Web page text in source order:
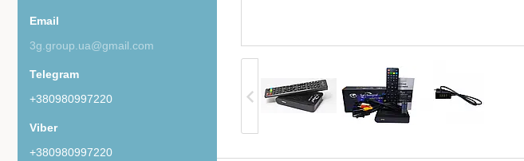
3g.group.ua@gmail.com
+380980997220
+380980997220